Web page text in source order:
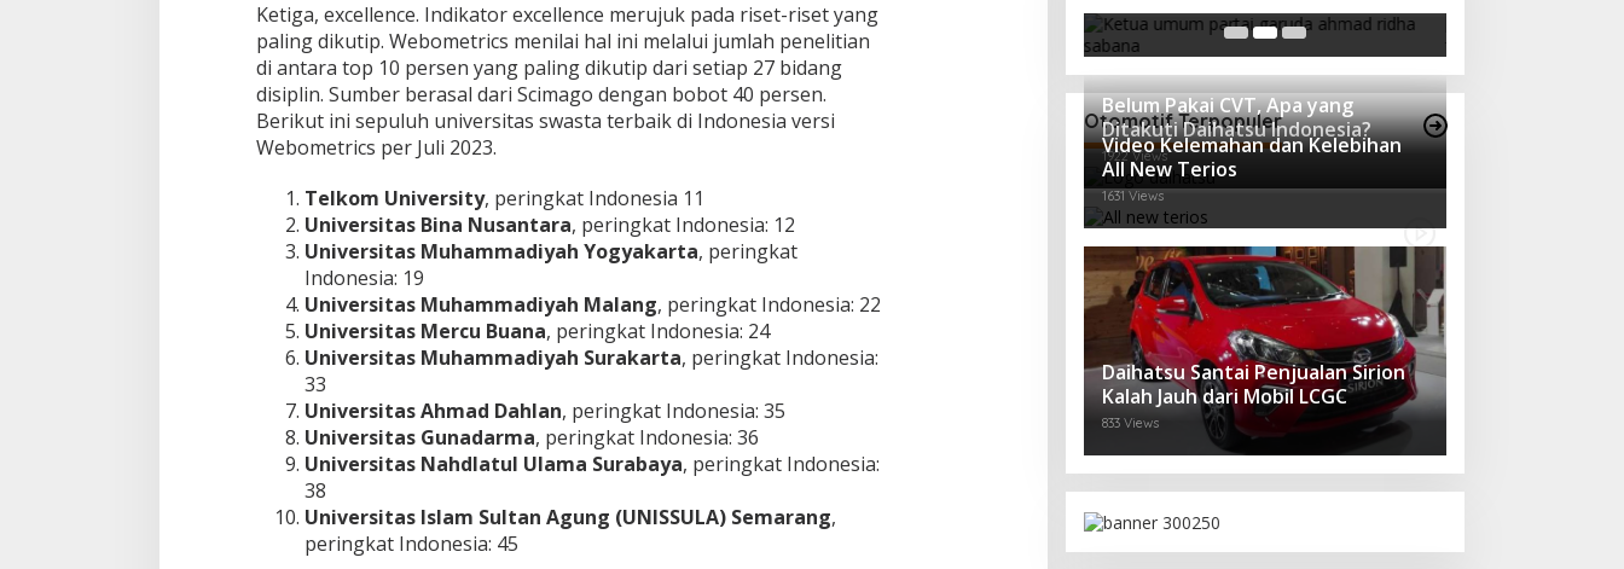
Ketiga, excellence. Indikator excellence merujuk pada riset-riset yang
paling dikutip. Webometrics menilai hal ini melalui jumlah penelitian
di antara top 10 persen yang paling dikutip dari setiap 27 bidang
disiplin. Sumber berasal dari Scimago dengan bobot 40 persen.
Berikut ini sepuluh universitas swasta terbaik di Indonesia versi
Webometrics per Juli 2023.
Telkom University, peringkat Indonesia 11
Universitas Bina Nusantara, peringkat Indonesia: 12
Universitas Muhammadiyah Yogyakarta, peringkat
Indonesia: 19
Universitas Muhammadiyah Malang, peringkat Indonesia: 22
Universitas Mercu Buana, peringkat Indonesia: 24
Universitas Muhammadiyah Surakarta, peringkat Indonesia:
33
Universitas Ahmad Dahlan, peringkat Indonesia: 35
Universitas Gunadarma, peringkat Indonesia: 36
Universitas Nahdlatul Ulama Surabaya, peringkat Indonesia:
38
Universitas Islam Sultan Agung (UNISSULA) Semarang,
peringkat Indonesia: 45
Otomotif Terpopuler
Belum Pakai CVT, Apa yang
Ditakuti Daihatsu Indonesia?
1922 Views
Video Kelemahan dan Kelebihan
All New Terios
1631 Views
Daihatsu Santai Penjualan Sirion
Kalah Jauh dari Mobil LCGC
833 Views